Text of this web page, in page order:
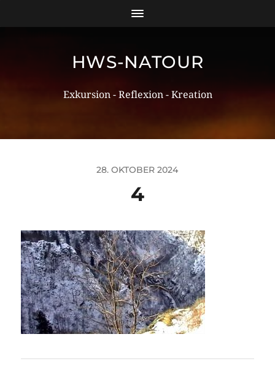
HWS-NATOUR
Exkursion - Reflexion - Kreation
28. OKTOBER 2024
4